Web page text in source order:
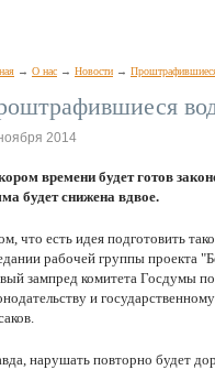
О нас Новости
2014
времени будет готов
будет снижена вдвое.
что есть идея подготовить
рабочей группы проекта
зампред комитета Госдумы
и
нарушать повторно будет